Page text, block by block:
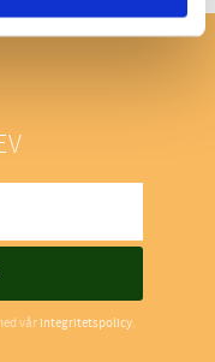
vår integritetspolicy.